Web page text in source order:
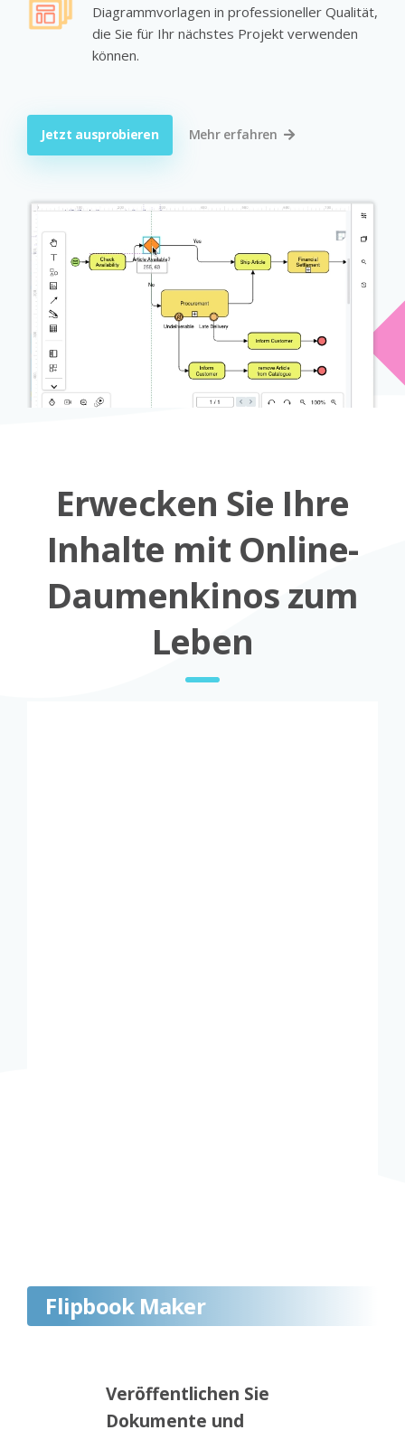
Diagrammvorlagen in professioneller Qualität,
die Sie für Ihr nächstes Projekt verwenden
können.
Jetzt ausprobieren Mehr erfahren
Erwecken Sie Ihre
Inhalte mit Online-
Daumenkinos zum
Leben
Flipbook Maker
Veröffentlichen Sie
Dokumente und